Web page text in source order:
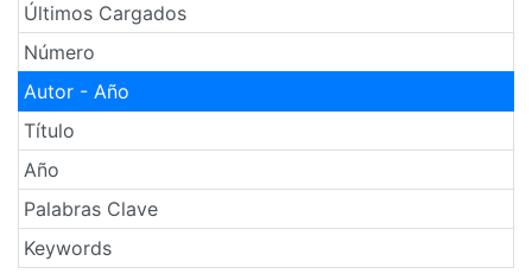
Últimos Cargados
Número
Autor - Año
Título
Año
Palabras Clave
Keywords